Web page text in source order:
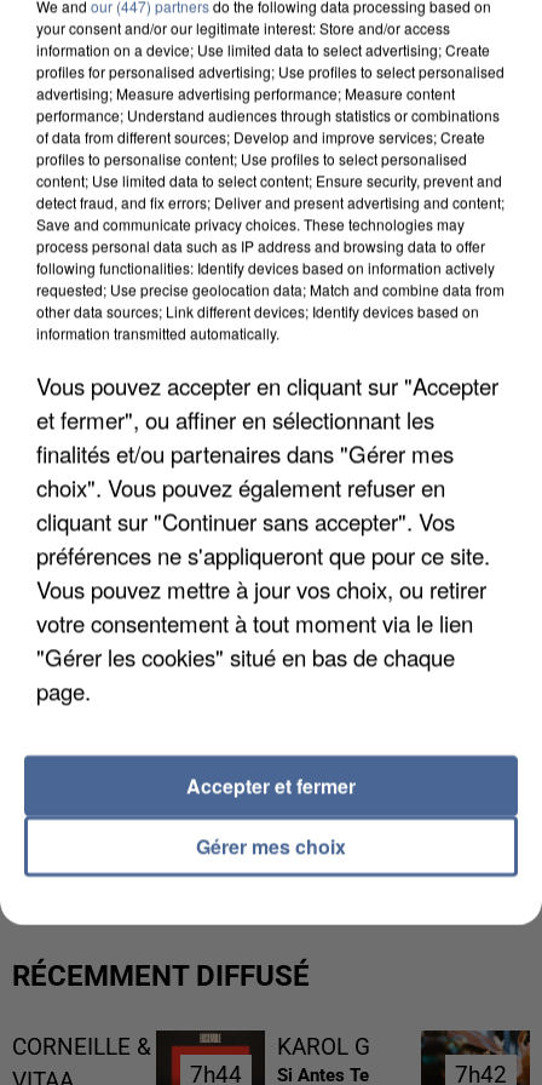
DE FAUNE SAUVAGE SONT...
L’UN DES FONDATEURS SUPPOSÉS DE LA DZ
MAFIA INTERPELLÉ EN ALGÉRIE
RÉCEMMENT DIFFUSÉ
CORNEILLE &
7h44
7h44
KAROL G
Si Antes Te
7h42
7h42
We and our (447) partnersdo the following data processing based on
your consent and/or our legitimate interest: Store and/or access
information on a device; Use limited data to select advertising; Create
profiles for personalised advertising; Use profiles to select personalised
advertising; Measure advertising performance; Measure content
performance; Understand audiences through statistics or combinations
of data from different sources; Develop and improve services; Create
profiles to personalise content; Use profiles to select personalised
content; Use limited data to select content; Ensure security, prevent and
detect fraud, and fix errors; Deliver and present advertising and content;
Save and communicate privacy choices. These technologies may
process personal data such as IP address and browsing data to offer
following functionalities: Identify devices based on information actively
requested; Use precise geolocation data; Match and combine data from
other data sources; Link different devices; Identify devices based on
information transmitted automatically.
Vous pouvez accepter en cliquant sur "Accepter
et fermer", ou affiner en sélectionnant les
finalités et/ou partenaires dans "Gérer mes
choix". Vous pouvez également refuser en
cliquant sur "Continuer sans accepter". Vos
préférences ne s'appliqueront que pour ce site.
Vous pouvez mettre à jour vos choix, ou retirer
votre consentement à tout moment via le lien
"Gérer les cookies" situé en bas de chaque
page.
Gérer mes choix
Accepter et fermer